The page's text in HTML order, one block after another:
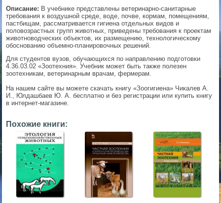
Описание: В учебнике представлены ветеринарно-санитарные
требования к воздушной среде, воде, почве, кормам, помещениям,
пастбищам, рассматривается гигиена отдельных видов и
половозрастных групп животных, приведены требования к проектам
животноводческих объектов, их размещению, технологическому
обоснованию объемно-планировочных решений.
Для студентов вузов, обучающихся по направлению подготовки
4.36.03.02 «Зоотехния». Учебник может быть также полезен
зоотехникам, ветеринарным врачам, фермерам.
На нашем сайте вы можете скачать книгу «Зоогигиена» Чикалев А.
И., Юлдашбаев Ю. А. бесплатно и без регистрации или купить книгу
в интернет-магазине.
Похожие книги:
▼
▼
▼